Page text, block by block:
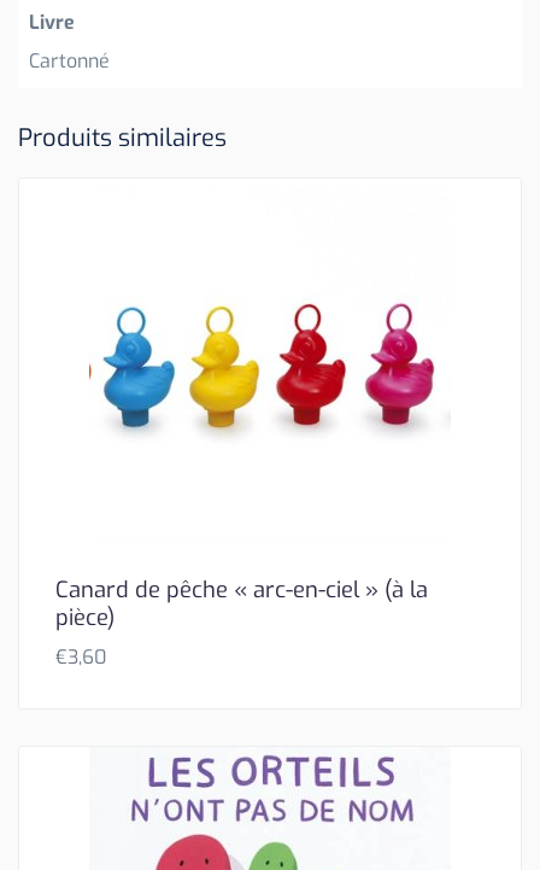
Livre
Cartonné
Produits similaires
Canard de pêche « arc-en-ciel » (à la
pièce)
€3,60